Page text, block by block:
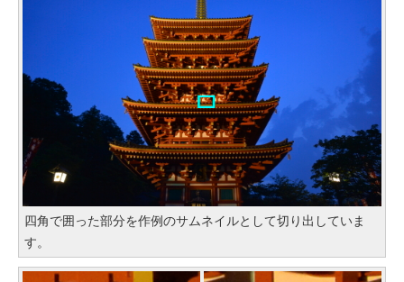
四角で囲った部分を作例のサムネイルとして切り出していま
す。